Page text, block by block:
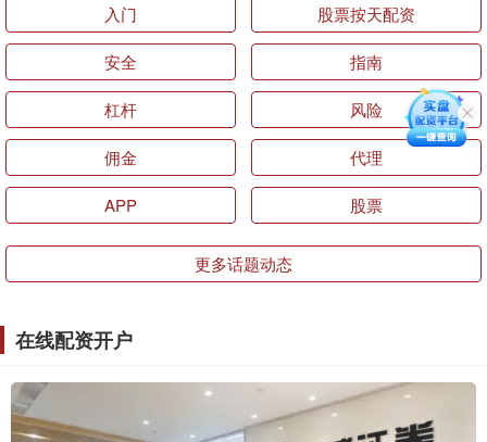
入门 股票按天配资
安全 指南
杠杆 风险
佣金 代理
APP 股票
更多话题动态
在线配资开户